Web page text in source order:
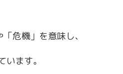
危機」を意味し、
ます。